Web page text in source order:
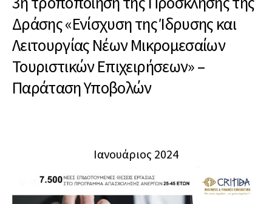
Δράσης «Ενίσχυση της Ίδρυσης και
Λειτουργίας Νέων Μικρομεσαίων
Τουριστικών Επιχειρήσεων» –
Παράταση Υποβολών
Ιανουάριος 2024